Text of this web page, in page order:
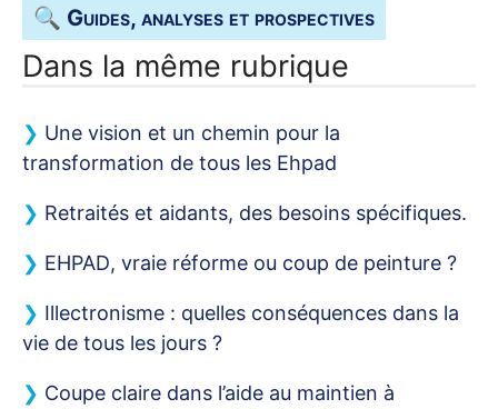
🔍 Guides, analyses et prospectives
Dans la même rubrique
Une vision et un chemin pour la
transformation de tous les Ehpad
Retraités et aidants, des besoins spécifiques.
EHPAD, vraie réforme ou coup de peinture ?
Illectronisme : quelles conséquences dans la
vie de tous les jours ?
Coupe claire dans l’aide au maintien à